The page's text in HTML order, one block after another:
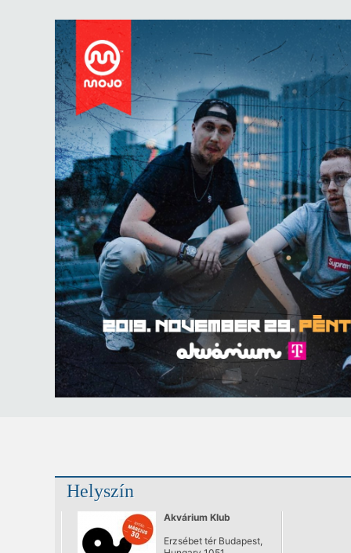
Helyszín
Akvárium Klub
Erzsébet tér Budapest,